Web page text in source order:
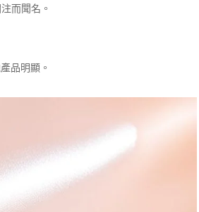
而聞名。
品明顯。